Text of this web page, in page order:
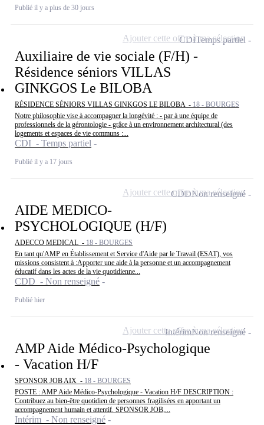
Publié il y a plus de 30 jours
Auxiliaire de vie sociale (F/H) -
Résidence séniors VILLAS
GINKGOS Le BILOBA
RÉSIDENCE SÉNIORS VILLAS GINKGOS LE BILOBA - 18 - BOURGES
Notre philosophie vise à accompagner la longévité : - par à une équipe de
professionnels de la gérontologie - grâce à un environnement architectural (des
logements et espaces de vie communs :...
CDI - Temps partiel
Publié il y a 17 jours
CDITemps partiel
Ajouter cette offre à ma sélection
AIDE MEDICO-
PSYCHOLOGIQUE (H/F)
ADECCO MEDICAL - 18 - BOURGES
En tant qu'AMP en Établissement et Service d'Aide par le Travail (ESAT), vos
missions consistent à :Apporter une aide à la personne et un accompagnement
éducatif dans les actes de la vie quotidienne...
CDD - Non renseigné
Publié hier
CDDNon renseigné
Ajouter cette offre à ma sélection
AMP Aide Médico-Psychologique
- Vacation H/F
SPONSOR JOB AIX - 18 - BOURGES
POSTE : AMP Aide Médico-Psychologique - Vacation H/F DESCRIPTION :
Contribuez au bien-être quotidien de personnes fragilisées en apportant un
accompagnement humain et attentif. SPONSOR JOB,...
Intérim - Non renseigné
IntérimNon renseigné
Ajouter cette offre à ma sélection